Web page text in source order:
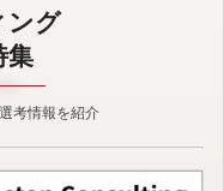
ング
集
考情報を紹介